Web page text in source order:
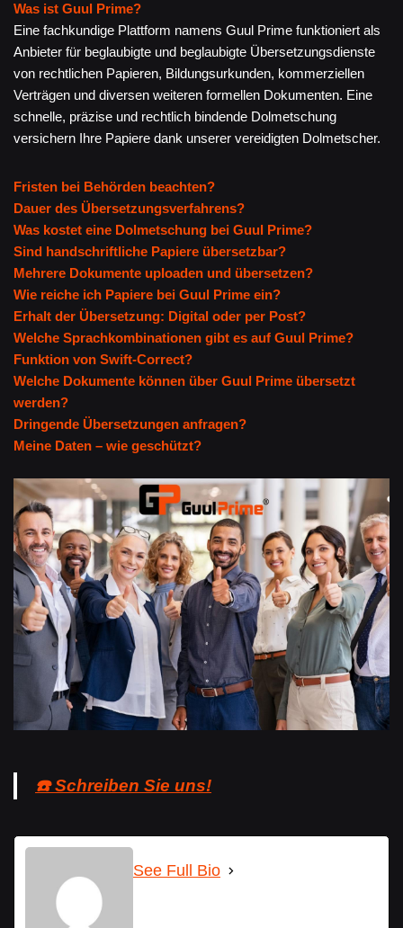
Was ist Guul Prime?
Eine fachkundige Plattform namens Guul Prime funktioniert als
Anbieter für beglaubigte und beglaubigte Übersetzungsdienste
von rechtlichen Papieren, Bildungsurkunden, kommerziellen
Verträgen und diversen weiteren formellen Dokumenten. Eine
schnelle, präzise und rechtlich bindende Dolmetschung
versichern Ihre Papiere dank unserer vereidigten Dolmetscher.
Fristen bei Behörden beachten?
Dauer des Übersetzungsverfahrens?
Was kostet eine Dolmetschung bei Guul Prime?
Sind handschriftliche Papiere übersetzbar?
Mehrere Dokumente uploaden und übersetzen?
Wie reiche ich Papiere bei Guul Prime ein?
Erhalt der Übersetzung: Digital oder per Post?
Welche Sprachkombinationen gibt es auf Guul Prime?
Funktion von Swift-Correct?
Welche Dokumente können über Guul Prime übersetzt
werden?
Dringende Übersetzungen anfragen?
Meine Daten – wie geschützt?
☎️ Schreiben Sie uns!
See Full Bio